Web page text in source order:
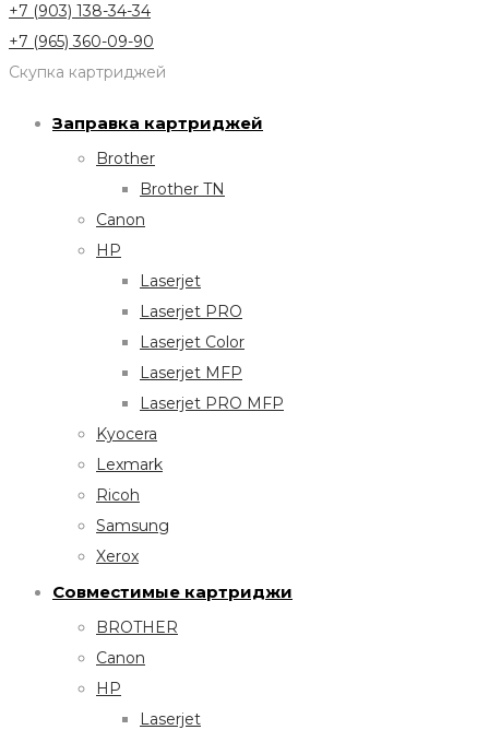
+7 (903) 138-34-34
+7 (965) 360-09-90
Скупка картриджей
Заправка картриджей
Brother
Brother TN
Canon
HP
Laserjet
Laserjet PRO
Laserjet Color
Laserjet MFP
Laserjet PRO MFP
Kyocera
Lexmark
Ricoh
Samsung
Xerox
Совместимые картриджи
BROTHER
Canon
HP
Laserjet